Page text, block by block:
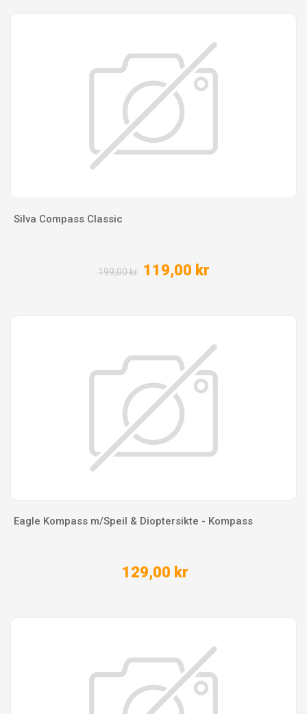
Silva Compass Classic
199,00 kr 119,00 kr
Eagle Kompass m/Speil & Dioptersikte - Kompass
129,00 kr